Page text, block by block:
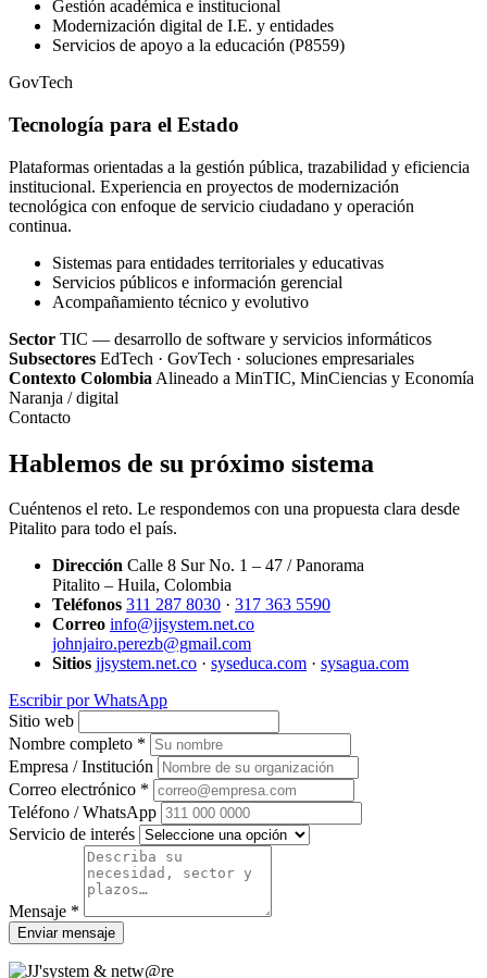
Gestión académica e institucional
Modernización digital de I.E. y entidades
Servicios de apoyo a la educación (P8559)
GovTech
Tecnología para el Estado
Plataformas orientadas a la gestión pública, trazabilidad y eficiencia
institucional. Experiencia en proyectos de modernización
tecnológica con enfoque de servicio ciudadano y operación
continua.
Sistemas para entidades territoriales y educativas
Servicios públicos e información gerencial
Acompañamiento técnico y evolutivo
Sector TIC — desarrollo de software y servicios informáticos
Subsectores EdTech · GovTech · soluciones empresariales
Contexto Colombia Alineado a MinTIC, MinCiencias y Economía
Naranja / digital
Contacto
Hablemos de su próximo sistema
Cuéntenos el reto. Le respondemos con una propuesta clara desde
Pitalito para todo el país.
Dirección Calle 8 Sur No. 1 – 47 / Panorama
Pitalito – Huila, Colombia
Teléfonos 311 287 8030 · 317 363 5590
Correo info@jjsystem.net.co
johnjairo.perezb@gmail.com
Sitios jjsystem.net.co · syseduca.com · sysagua.com
Escribir por WhatsApp
Sitio web
Nombre completo *
Empresa / Institución
Correo electrónico *
Teléfono / WhatsApp
Servicio de interés
Mensaje *
Enviar mensaje